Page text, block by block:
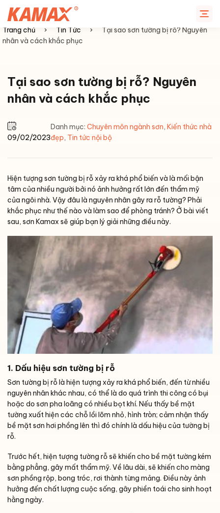
đến
nội
dung
Trang chủ › Tin Tức ›
Tại sao sơn tường bị rỗ? Nguyên
nhân và cách khắc phục
Tại sao sơn tường bị rỗ? Nguyên
nhân và cách khắc phục
09/02/2023
Danh mục: Chuyên môn ngành sơn, Kiến thức nhà
đẹp, Tin tức nội bộ
Hiện tượng sơn tường bị rỗ xảy ra khá phổ biến và là mối bận
tâm của nhiều người bởi nó ảnh hưởng rất lớn đến thẩm mỹ
của ngôi nhà. Vậy đâu là nguyên nhân gây ra rỗ tường? Phải
khắc phục như thế nào và làm sao để phòng tránh? Ở bài viết
sau, sơn Kamax sẽ giúp bạn lý giải những điều này.
1. Dấu hiệu sơn tường bị rỗ
Sơn tường bị rỗ là hiện tượng xảy ra khá phổ biến, đến từ nhiều
nguyên nhân khác nhau, có thể là do quá trình thi công có bụi
hoặc do sơn pha loãng có nhiều bọt khí. Nếu thấy bề mặt
tường xuất hiện các chỗ lồi lõm nhỏ, hình tròn; cảm nhận thấy
bề mặt sơn hơi phồng lên thì đó chính là dấu hiệu của tường bị
rỗ.
Trước hết, hiện tượng tường rỗ sẽ khiến cho bề mặt tường kém
bằng phẳng, gây mất thẩm mỹ. Về lâu dài, sẽ khiến cho màng
sơn phồng rộp, bong tróc, rơi thành từng mảng. Điều này ảnh
hưởng đến chất lượng cuộc sống, gây phiền toái cho sinh hoạt
hằng ngày.